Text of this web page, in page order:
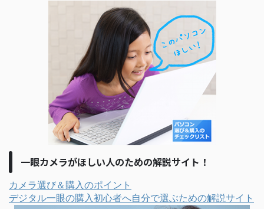
一眼カメラがほしい人のための解説サイト！
カメラ選び＆購入のポイント
デジタル一眼の購入初心者へ自分で選ぶための解説サイト